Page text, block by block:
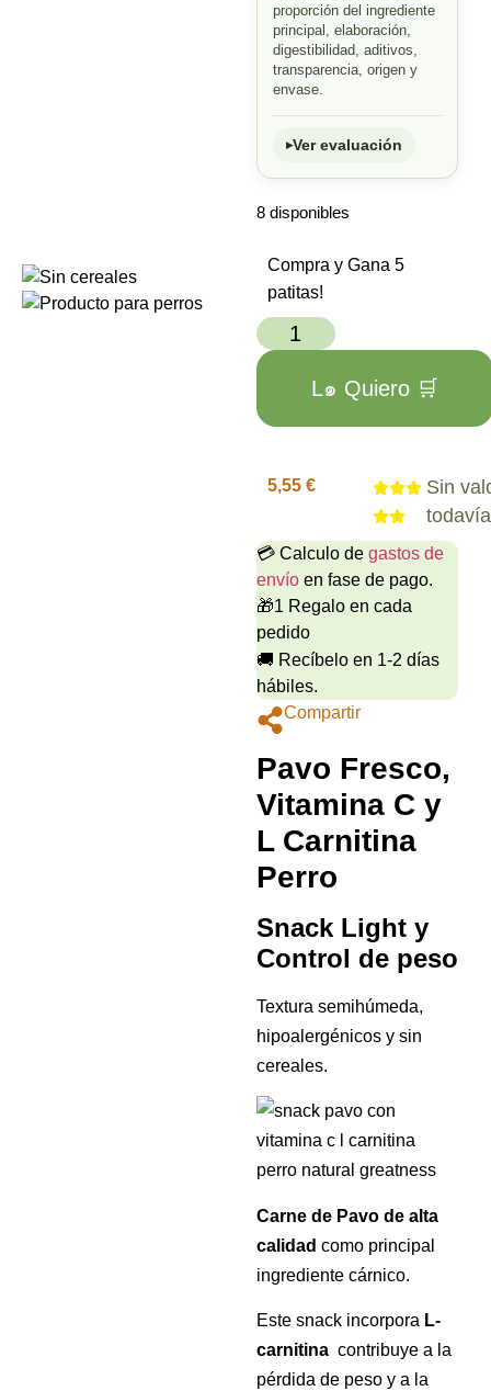
proporción del ingrediente
principal, elaboración,
digestibilidad, aditivos,
transparencia, origen y
envase.
Ver evaluación
8 disponibles
Compra y Gana 5
patitas!
L๑ Quiero 🛒
5,55 €
Sin
todavía
💳 Calculo de gastos de
envíoen fase de pago.
🎁1 Regalo en cada
pedido
🚚 Recíbelo en 1-2 días
hábiles.
Compartir
Pavo Fresco,
Vitamina C y
L Carnitina
Perro
Snack Light y
Control de peso
Textura semihúmeda,
hipoalergénicos y sin
cereales.
Carne de Pavo de alta
calidad como principal
ingrediente cárnico.
Este snack incorpora L-
carnitina contribuye a la
pérdida de peso y a la